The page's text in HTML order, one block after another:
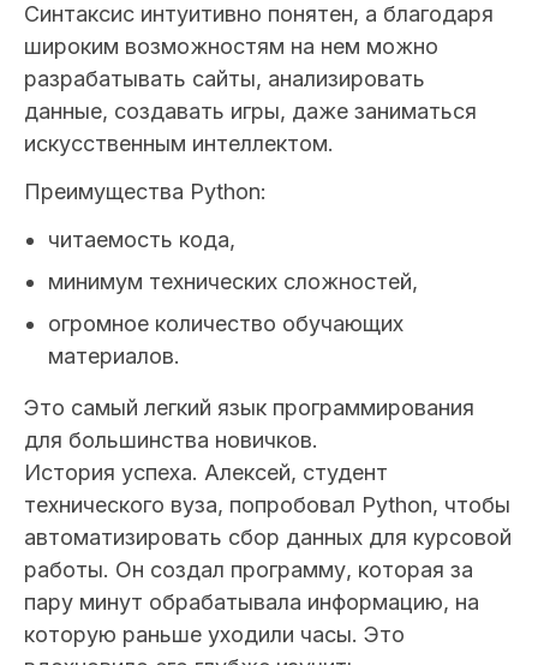
Синтаксис интуитивно понятен, а благодаря
широким возможностям на нем можно
разрабатывать сайты, анализировать
данные, создавать игры, даже заниматься
искусственным интеллектом.
Преимущества Python:
читаемость кода,
минимум технических сложностей,
огромное количество обучающих
материалов.
Это самый легкий язык программирования
для большинства новичков.
История успеха. Алексей, студент
технического вуза, попробовал Python, чтобы
автоматизировать сбор данных для курсовой
работы. Он создал программу, которая за
пару минут обрабатывала информацию, на
которую раньше уходили часы. Это